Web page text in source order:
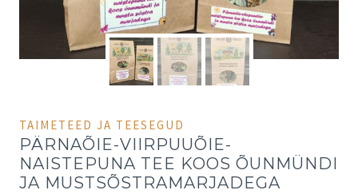
TAIMETEED JA TEESEGUD
PÄRNAÕIE-VIIRPUUÕIE-
NAISTEPUNA TEE KOOS ÕUNMÜNDI
JA MUSTSÕSTRAMARJADEGA